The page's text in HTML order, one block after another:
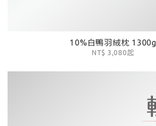
10%白鴨羽絨枕 1300g
NT$ 3,080起